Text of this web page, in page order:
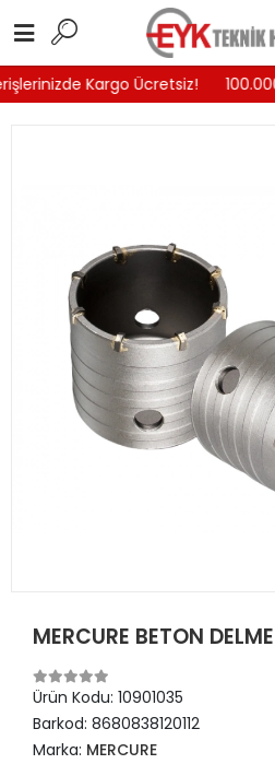
Kargo Ücretsiz!
MERCURE BETON
Ürün Kodu: 10901035
Barkod: 8680838120112
Marka: MERCURE